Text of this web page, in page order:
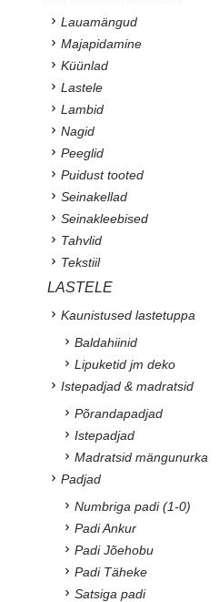
Lauamängud
Majapidamine
Küünlad
Lastele
Lambid
Nagid
Peeglid
Puidust tooted
Seinakellad
Seinakleebised
Tahvlid
Tekstiil
LASTELE
Kaunistused lastetuppa
Baldahiinid
Lipuketid jm deko
Istepadjad & madratsid
Põrandapadjad
Istepadjad
Madratsid mängunurka
Padjad
Numbriga padi (1-0)
Padi Ankur
Padi Jõehobu
Padi Täheke
Satsiga padi